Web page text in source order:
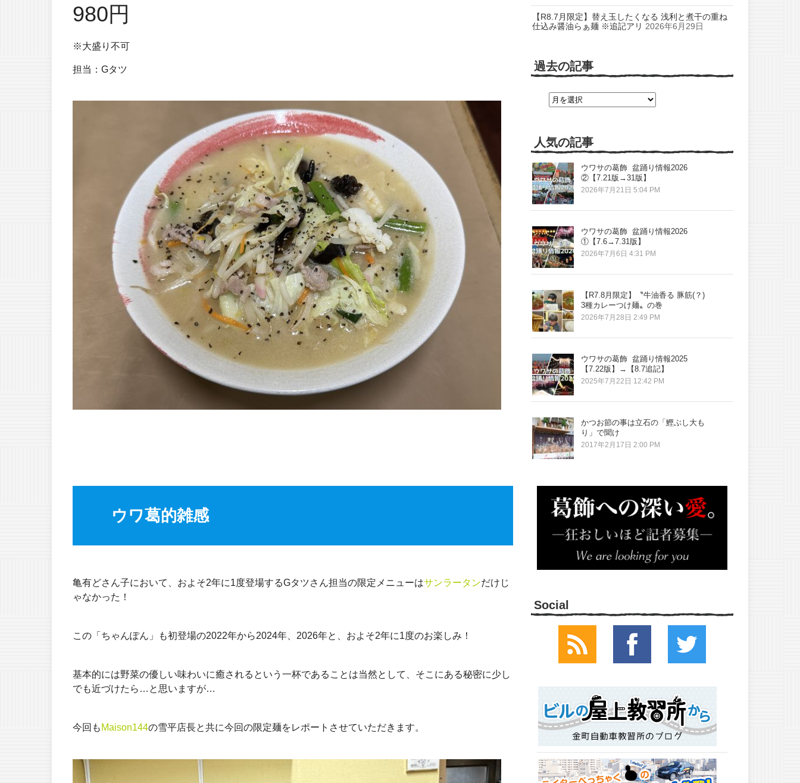
980円
※大盛り不可
担当：Gタツ
ウワ葛的雑感
亀有どさん子において、およそ2年に1度登場するGタツさん担当の限定メニューはサンラータンだけじ
ゃなかった！
この「ちゃんぽん」も初登場の2022年から2024年、2026年と、およそ2年に1度のお楽しみ！
基本的には野菜の優しい味わいに癒されるという一杯であることは当然として、そこにある秘密に少し
でも近づけたら…と思いますが…
今回も Maison144の雪平店長と共に今回の限定麺をレポートさせていただきます。
【R8.7月限定】替え玉したくなる 浅利と煮干の重ね
仕込み醤油らぁ麺 ※追記アリ 2026年6月29日
過去の記事
人気の記事
ウワサの葛飾 盆踊り情報2026
②【7.21版→31版】
2026年7月21日 5:04 PM
ウワサの葛飾 盆踊り情報2026
①【7.6→7.31版】
2026年7月6日 4:31 PM
【R7.8月限定】〝牛油香る 豚筋(？)
3種カレーつけ麺〟の巻
2026年7月28日 2:49 PM
ウワサの葛飾 盆踊り情報2025
【7.22版】→【8.7追記】
2025年7月22日 12:42 PM
かつお節の事は立石の「鰹ぶし大も
り」で聞け
2017年2月17日 2:00 PM
Social